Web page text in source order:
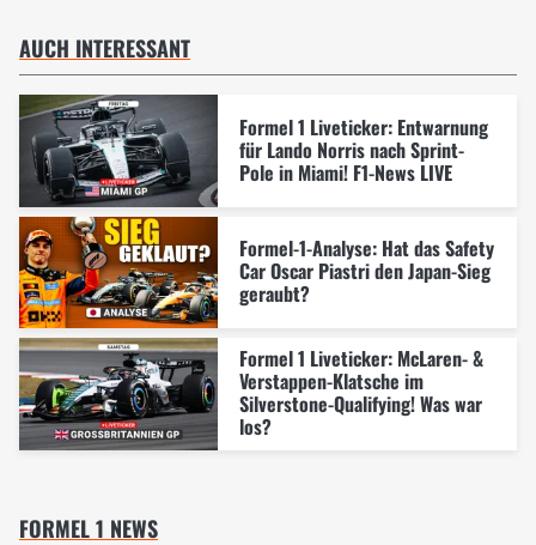
AUCH INTERESSANT
Formel 1 Liveticker: Entwarnung
für Lando Norris nach Sprint-
Pole in Miami! F1-News LIVE
Formel-1-Analyse: Hat das Safety
Car Oscar Piastri den Japan-Sieg
geraubt?
Formel 1 Liveticker: McLaren- &
Verstappen-Klatsche im
Silverstone-Qualifying! Was war
los?
FORMEL 1 NEWS